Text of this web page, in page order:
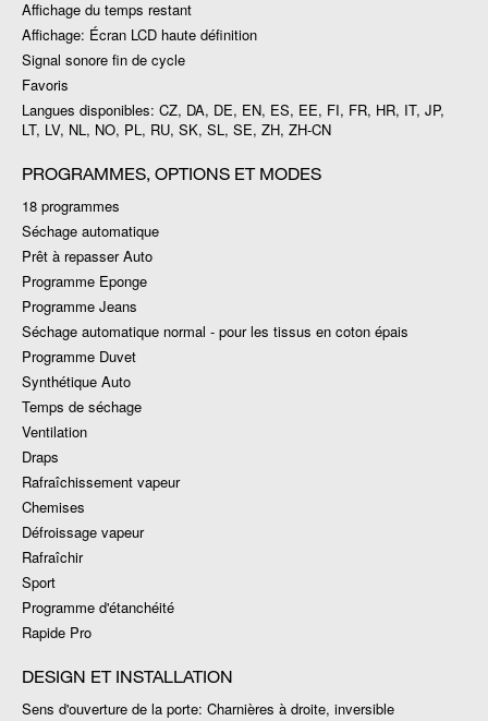
Affichage du temps restant
Affichage: Écran LCD haute définition
Signal sonore fin de cycle
Favoris
Langues disponibles: CZ, DA, DE, EN, ES, EE, FI, FR, HR, IT, JP,
LT, LV, NL, NO, PL, RU, SK, SL, SE, ZH, ZH-CN
PROGRAMMES, OPTIONS ET MODES
18 programmes
Séchage automatique
Prêt à repasser Auto
Programme Eponge
Programme Jeans
Séchage automatique normal - pour les tissus en coton épais
Programme Duvet
Synthétique Auto
Temps de séchage
Ventilation
Draps
Rafraîchissement vapeur
Chemises
Défroissage vapeur
Rafraîchir
Sport
Programme d'étanchéité
Rapide Pro
DESIGN ET INSTALLATION
Sens d'ouverture de la porte: Charnières à droite, inversible